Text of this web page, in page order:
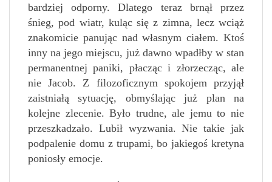
bardziej odporny. Dlatego teraz brnął przez
śnieg, pod wiatr, kuląc się z zimna, lecz wciąż
znakomicie panując nad własnym ciałem. Ktoś
inny na jego miejscu, już dawno wpadłby w stan
permanentnej paniki, płacząc i złorzecząc, ale
nie Jacob. Z filozoficznym spokojem przyjął
zaistniałą sytuację, obmyślając już plan na
kolejne zlecenie. Było trudne, ale jemu to nie
przeszkadzało. Lubił wyzwania. Nie takie jak
podpalenie domu z trupami, bo jakiegoś kretyna
poniosły emocje.